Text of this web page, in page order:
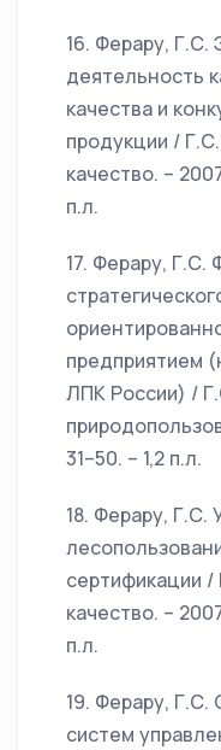
16. Ферару, Г.С.
деятельность
качества и
продукции /
качество. –
п.л.
17. Ферару, Г.С.
предприятием
ЛПК России) /
31–50. – 1,2 п.л.
18. Ферару, Г.С.
сертификации
качество. –
п.л.
19. Ферару, Г.С.
систем